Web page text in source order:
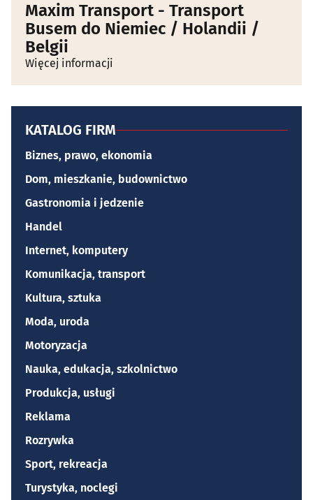
Maxim Transport - Transport
Busem do Niemiec / Holandii /
Belgii
Więcej informacji
KATALOG FIRM
Biznes, prawo, ekonomia
Dom, mieszkanie, budownictwo
Gastronomia i jedzenie
Handel
Internet, komputery
Komunikacja, transport
Kultura, sztuka
Moda, uroda
Motoryzacja
Nauka, edukacja, szkolnictwo
Produkcja, usługi
Reklama
Rozrywka
Sport, rekreacja
Turystyka, noclegi